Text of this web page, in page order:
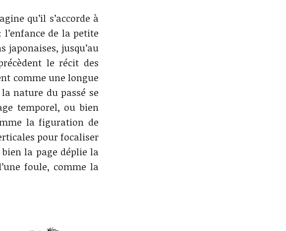
qu’il s’accorde à
de la petite
japonaises, jusqu’au
le récit des
comme une longue
nature du passé se
temporel, ou bien
la figuration de
pour focaliser
la page déplie la
foule, comme la